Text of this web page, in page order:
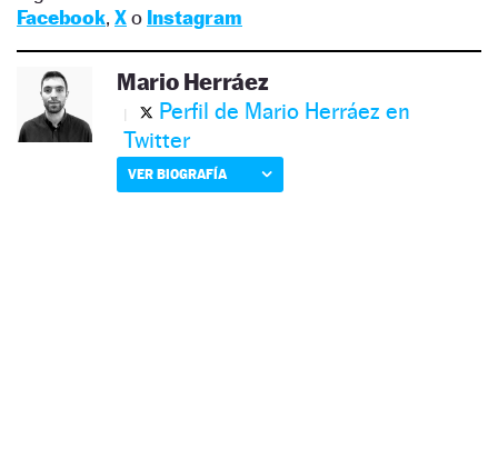
Facebook, Xo Instagram
Mario Herráez
Perfil de Mario Herráez en
Twitter
VER BIOGRAFÍA